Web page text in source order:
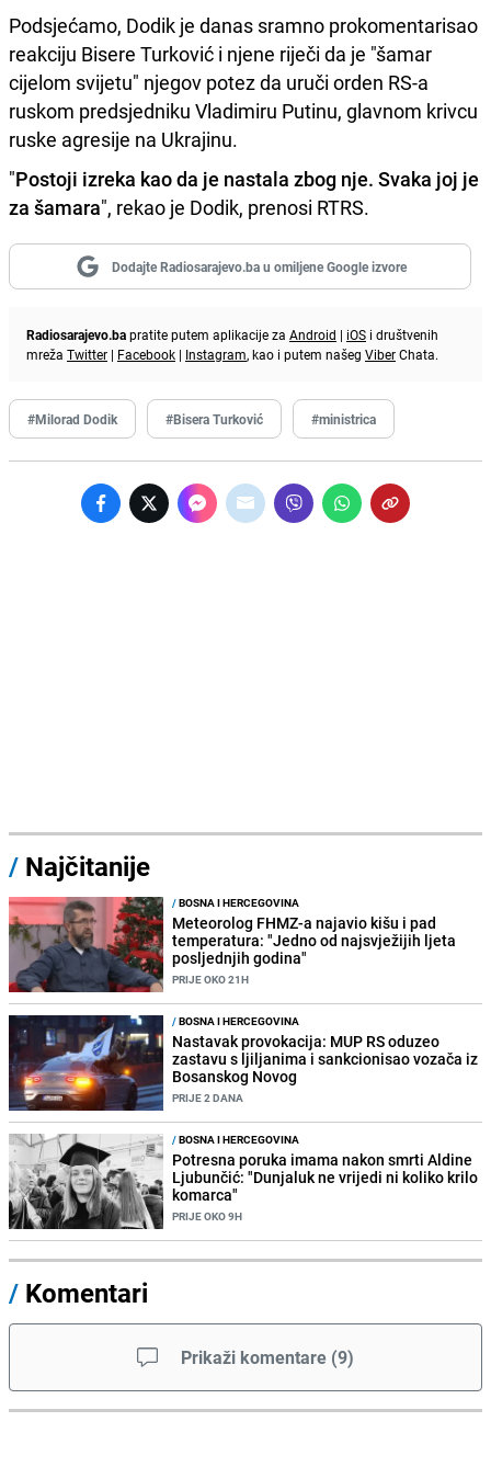
Podsjećamo, Dodik je danas sramno prokomentarisao
reakciju Bisere Turković i njene riječi da je "šamar
cijelom svijetu" njegov potez da uruči orden RS-a
ruskom predsjedniku Vladimiru Putinu, glavnom krivcu
ruske agresije na Ukrajinu.
"Postoji izreka kao da je nastala zbog nje. Svaka joj je
za šamara", rekao je Dodik, prenosi RTRS.
Dodajte Radiosarajevo.ba u omiljene Google izvore
Radiosarajevo.bapratite putem aplikacije za Android | iOS i društvenih
mreža Twitter | Facebook | Instagram, kao i putem našeg ViberChata.
#Milorad Dodik #Bisera Turković #ministrica
/ Najčitanije
/BOSNA I HERCEGOVINA
Meteorolog FHMZ-a najavio kišu i pad
temperatura: "Jedno od najsvježijih ljeta
posljednjih godina"
PRIJE OKO 21H
/BOSNA I HERCEGOVINA
Nastavak provokacija: MUP RS oduzeo
zastavu s ljiljanima i sankcionisao vozača iz
Bosanskog Novog
PRIJE 2 DANA
/BOSNA I HERCEGOVINA
Potresna poruka imama nakon smrti Aldine
Ljubunčić: "Dunjaluk ne vrijedi ni koliko krilo
komarca"
PRIJE OKO 9H
/ Komentari
Prikaži komentare (9)